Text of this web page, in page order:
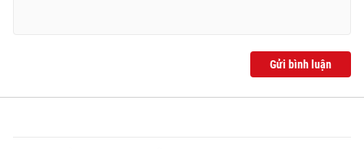
Gửi bình luận